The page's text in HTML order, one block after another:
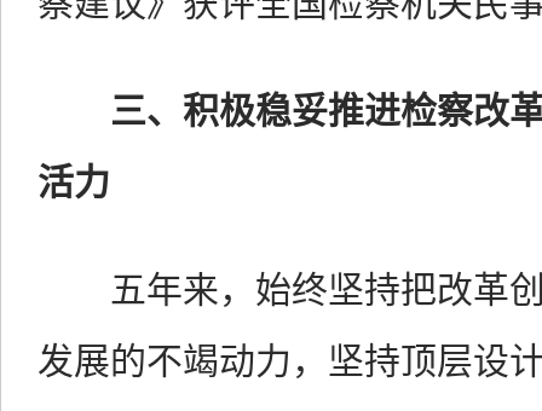
三、积极稳妥推进检察改
活力
五年来，始终坚持把改革
发展的不竭动力，坚持顶层设